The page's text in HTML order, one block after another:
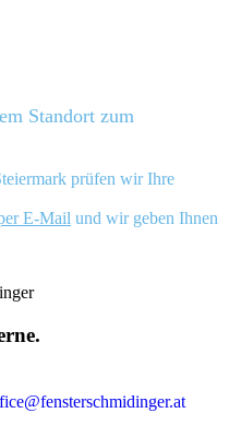
Standort zum
prüfen wir Ihre
E-Mail und wir geben Ihnen